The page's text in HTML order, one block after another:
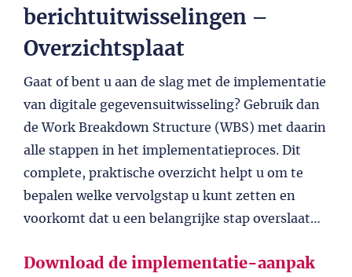
berichtuitwisselingen –
Overzichtsplaat
Gaat of bent u aan de slag met de implementatie
van digitale gegevensuitwisseling? Gebruik dan
de Work Breakdown Structure (WBS) met daarin
alle stappen in het implementatieproces. Dit
complete, praktische overzicht helpt u om te
bepalen welke vervolgstap u kunt zetten en
voorkomt dat u een belangrijke stap overslaat…
Download de implementatie-aanpak